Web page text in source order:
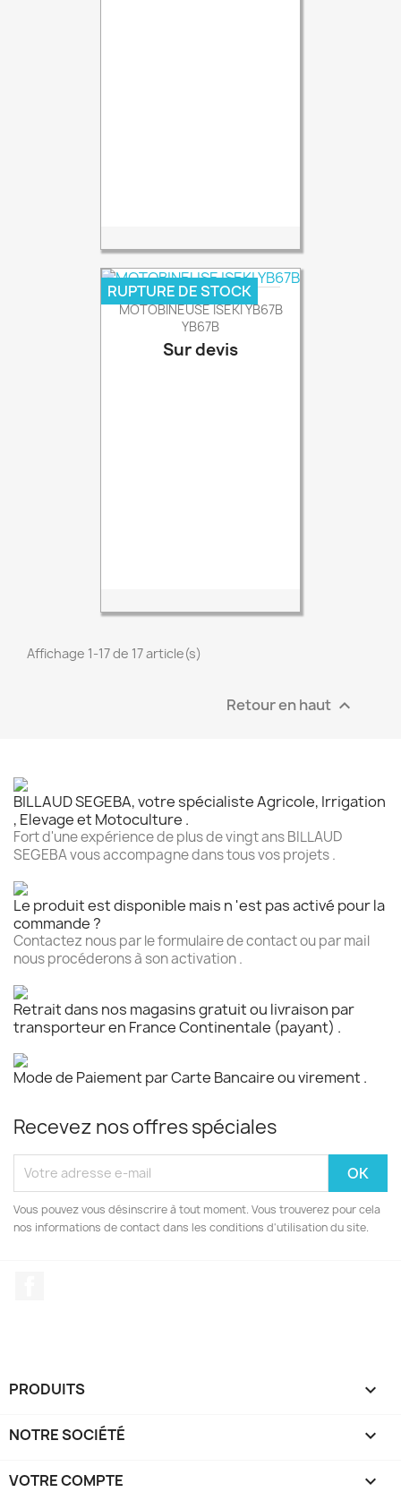
MOTOBINEUSE ISEKI YB67B
YB67B
Prix
Sur devis
RUPTURE DE STOCK
Affichage 1-17 de 17 article(s)
Retour en haut 
BILLAUD SEGEBA, votre spécialiste Agricole, Irrigation
, Elevage et Motoculture .
Fort d'une expérience de plus de vingt ans BILLAUD
SEGEBA vous accompagne dans tous vos projets .
Le produit est disponible mais n 'est pas activé pour la
commande ?
Contactez nous par le formulaire de contact ou par mail
nous procéderons à son activation .
Retrait dans nos magasins gratuit ou livraison par
transporteur en France Continentale (payant) .
Mode de Paiement par Carte Bancaire ou virement .
Recevez nos offres spéciales
Vous pouvez vous désinscrire à tout moment. Vous trouverez pour cela
nos informations de contact dans les conditions d'utilisation du site.
PRODUITS 
NOTRE SOCIÉTÉ 
VOTRE COMPTE 